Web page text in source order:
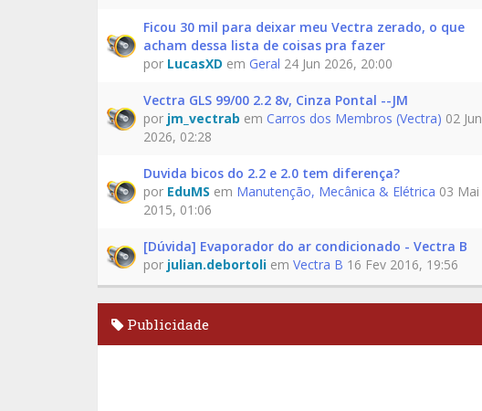
Ficou 30 mil para deixar meu Vectra zerado, o que
acham dessa lista de coisas pra fazer
por LucasXD em Geral 24 Jun 2026, 20:00
Vectra GLS 99/00 2.2 8v, Cinza Pontal --JM
por jm_vectrab em Carros dos Membros (Vectra) 02 Jun
2026, 02:28
Duvida bicos do 2.2 e 2.0 tem diferença?
por EduMS em Manutenção, Mecânica & Elétrica 03 Mai
2015, 01:06
[Dúvida] Evaporador do ar condicionado - Vectra B
por julian.debortoli em Vectra B 16 Fev 2016, 19:56
Publicidade